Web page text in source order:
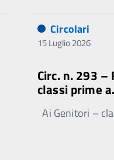
Circolari
15 Luglio 2026
Circ. n. 293 –
classi prime
Ai Genitori –